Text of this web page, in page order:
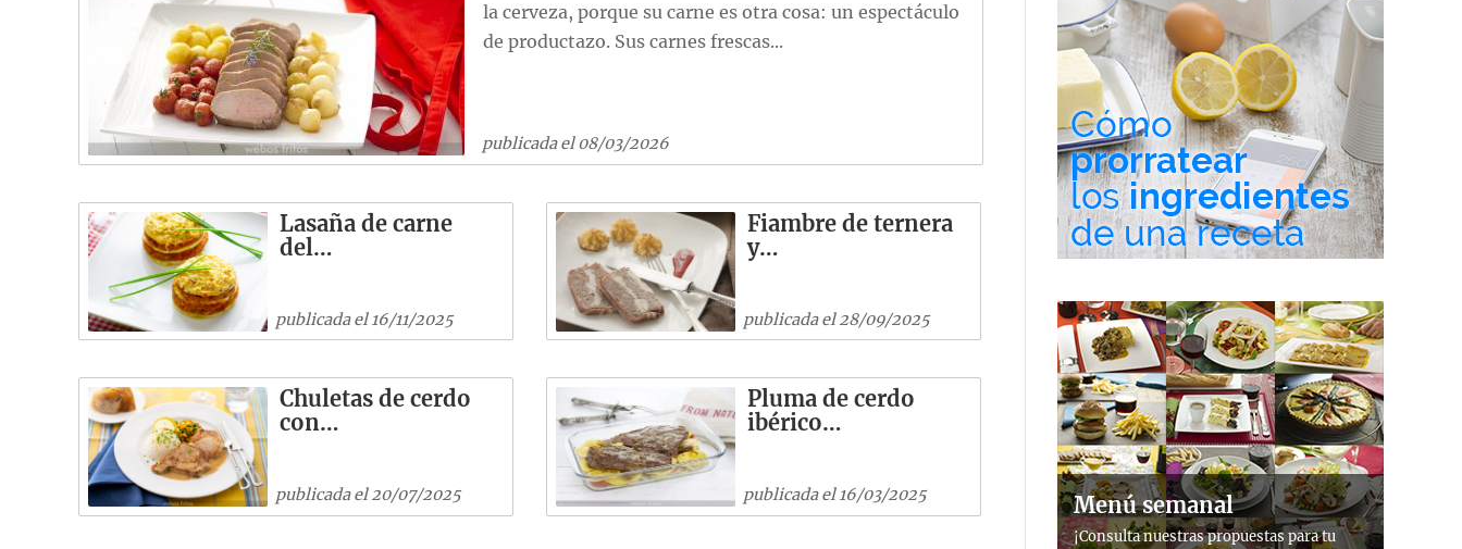
la cerveza, porque su carne es otra cosa: un espectáculo
de productazo. Sus carnes frescas...
publicada el 08/03/2026
Lasaña de carne
del…
publicada el 16/11/2025
Fiambre de ternera
y…
publicada el 28/09/2025
Chuletas de cerdo
con…
publicada el 20/07/2025
Pluma de cerdo
ibérico…
publicada el 16/03/2025 Menú semanal
¡Consulta nuestras propuestas para tu